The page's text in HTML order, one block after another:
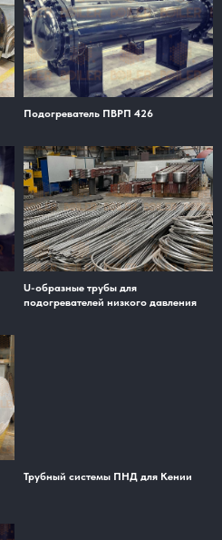
Подогреватель ПВРП 426
U-образные трубы для
подогревателей низкого давления
Трубный системы ПНД для Кении